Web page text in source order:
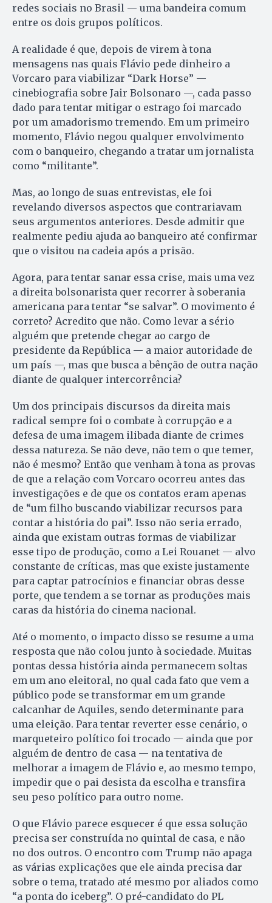
redes sociais no Brasil — uma bandeira comum
entre os dois grupos políticos.
A realidade é que, depois de virem à tona
mensagens nas quais Flávio pede dinheiro a
Vorcaro para viabilizar “Dark Horse” —
cinebiografia sobre Jair Bolsonaro —, cada passo
dado para tentar mitigar o estrago foi marcado
por um amadorismo tremendo. Em um primeiro
momento, Flávio negou qualquer envolvimento
com o banqueiro, chegando a tratar um jornalista
como “militante”.
Mas, ao longo de suas entrevistas, ele foi
revelando diversos aspectos que contrariavam
seus argumentos anteriores. Desde admitir que
realmente pediu ajuda ao banqueiro até confirmar
que o visitou na cadeia após a prisão.
Agora, para tentar sanar essa crise, mais uma vez
a direita bolsonarista quer recorrer à soberania
americana para tentar “se salvar”. O movimento é
correto? Acredito que não. Como levar a sério
alguém que pretende chegar ao cargo de
presidente da República — a maior autoridade de
um país —, mas que busca a bênção de outra nação
diante de qualquer intercorrência?
Um dos principais discursos da direita mais
radical sempre foi o combate à corrupção e a
defesa de uma imagem ilibada diante de crimes
dessa natureza. Se não deve, não tem o que temer,
não é mesmo? Então que venham à tona as provas
de que a relação com Vorcaro ocorreu antes das
investigações e de que os contatos eram apenas
de “um filho buscando viabilizar recursos para
contar a história do pai”. Isso não seria errado,
ainda que existam outras formas de viabilizar
esse tipo de produção, como a Lei Rouanet — alvo
constante de críticas, mas que existe justamente
para captar patrocínios e financiar obras desse
porte, que tendem a se tornar as produções mais
caras da história do cinema nacional.
Até o momento, o impacto disso se resume a uma
resposta que não colou junto à sociedade. Muitas
pontas dessa história ainda permanecem soltas
em um ano eleitoral, no qual cada fato que vem a
público pode se transformar em um grande
calcanhar de Aquiles, sendo determinante para
uma eleição. Para tentar reverter esse cenário, o
marqueteiro político foi trocado — ainda que por
alguém de dentro de casa — na tentativa de
melhorar a imagem de Flávio e, ao mesmo tempo,
impedir que o pai desista da escolha e transfira
seu peso político para outro nome.
O que Flávio parece esquecer é que essa solução
precisa ser construída no quintal de casa, e não
no dos outros. O encontro com Trump não apaga
as várias explicações que ele ainda precisa dar
sobre o tema, tratado até mesmo por aliados como
“a ponta do iceberg”. O pré-candidato do PL